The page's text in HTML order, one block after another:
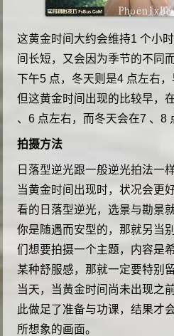
这黄金时间大约会维持1 个小
间长短，又会因为季节的不同
下午5 点，冬天则是4 点左右，
但这黄金时间出现的比较早，
、6 点左右，而冬天会在7 、8
拍摄方法
日落型逆光跟一般逆光拍法一
当黄金时间出现时，状况会更
看的日落型逆光，选景与勘景
你是随遇而安型的，那就另当
们想要拍摄一个主题，内容是
某种舒服感，那就一定要特别
当天，当黄金时间尚未出现之
此做足了准备与功课，结果才
所想象的画面。